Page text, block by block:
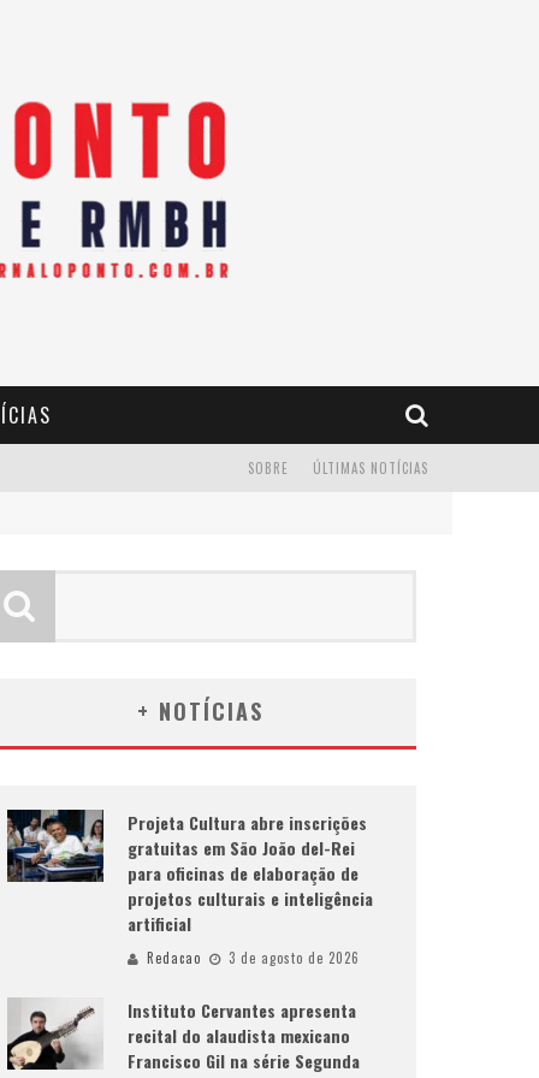
ÚLTIMAS NOTÍCIAS
SOBRE
+ NOTÍCIAS
Projeta Cultura abre inscrições
gratuitas em São João del-Rei
para oficinas de elaboração de
projetos culturais e inteligência
artificial
Redacao 3 de agosto de 2026
Instituto Cervantes apresenta
recital do alaudista mexicano
Francisco Gil na série Segunda